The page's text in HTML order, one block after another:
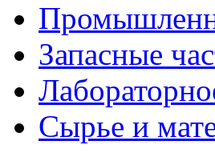
Запасные
Сырье и